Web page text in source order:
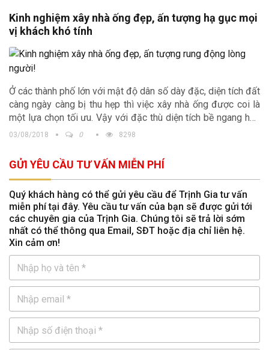
nhà cao tầng. Hiểu được nhu cầu đó, Trịnh Gia xin được chia
sẻ một vàikinh nghiệm xây nhà cấp 4đáp ứng đúng nhu
cầu với chi phí hợp lý, gia chủ cùng tham khảo nhé.
Kinh nghiệm xây nhà ống đẹp, ấn tượng hạ gục mọi
vị khách khó tính
Ở các thành phố lớn với mật độ dân số dày đặc, diện tích đất
càng ngày càng bị thu hẹp thì việc xây nhà ống được coi là
một lựa chọn tối ưu. Vậy với đặc thù diện tích bề ngang hẹp
thì nên xây dựng nhà ống như thế nào để ngôi nhà không còn
vài điều lưu ý khi xây nhà ống đẹp, ấn tượng, có công năng
sử dụng cao.
03/08/2018 0 8298
GỬI YÊU CẦU TƯ VẤN MIỄN PHÍ
Quý khách hàng có thể gửi yêu cầu để Trịnh Gia tư vấn
miễn phí tại đây. Yêu cầu tư vấn của bạn sẽ được gửi tới
các chuyên gia của Trịnh Gia. Chúng tôi sẽ trả lời sớm
nhất có thể thông qua Email, SĐT hoặc địa chỉ liên hệ.
Xin cảm ơn!